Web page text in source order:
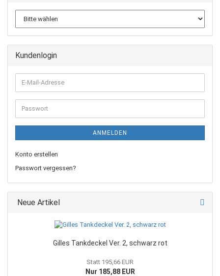
Kundenlogin
E-
Mail-
Adresse
Passwort
ANMELDEN
Konto erstellen
Passwort vergessen?
Neue Artikel
Gilles Tankdeckel Ver. 2, schwarz rot
Statt 195,66 EUR
Nur 185,88 EUR